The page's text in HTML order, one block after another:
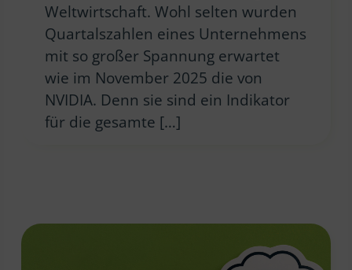
Weltwirtschaft. Wohl selten wurden
Quartalszahlen eines Unternehmens
mit so großer Spannung erwartet
wie im November 2025 die von
NVIDIA. Denn sie sind ein Indikator
für die gesamte […]